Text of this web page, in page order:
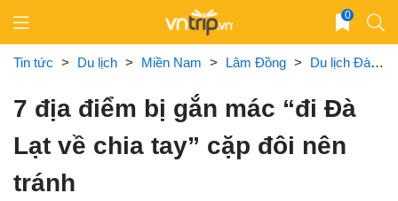
content
0
Tin tức > Du lịch > Miền Nam > Lâm Đồng > Du lịch Đà Lạt
7 địa điểm bị gắn mác “đi Đà
Lạt về chia tay” cặp đôi nên
tránh